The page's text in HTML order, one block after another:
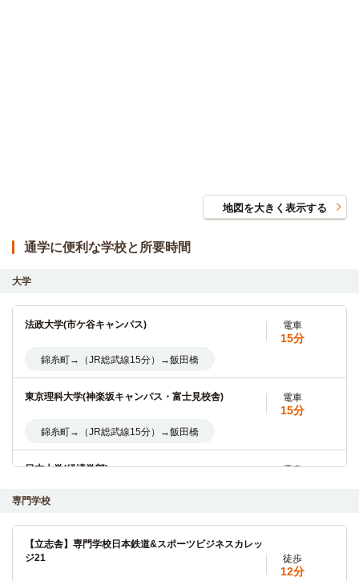
地図を大きく表示する
通学に便利な学校と所要時間
大学
法政大学(市ケ谷キャンパス) 電車
15分
錦糸町→（JR総武線15分）→飯田橋
東京理科大学(神楽坂キャンパス・富士見校舎) 電車
15分
錦糸町→（JR総武線15分）→飯田橋
日本大学(経済学部) 電車
錦糸町→（JR総武線13分）→水道橋
大妻女子大学・短期大学部(千代田キャンパス)
14分
専門学校
【立志舎】専門学校日本鉄道&スポーツビジネスカレッ
ジ21
徒歩
12分